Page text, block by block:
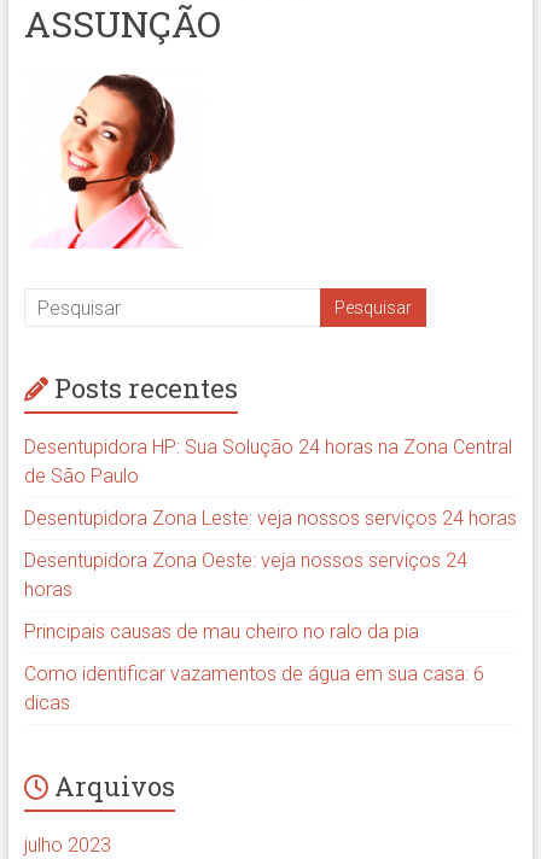
ASSUNÇÃO
Posts recentes
Desentupidora HP: Sua Solução 24 horas na Zona Central
de São Paulo
Desentupidora Zona Leste: veja nossos serviços 24 horas
Desentupidora Zona Oeste: veja nossos serviços 24
horas
Principais causas de mau cheiro no ralo da pia
Como identificar vazamentos de água em sua casa: 6
dicas
Arquivos
julho 2023